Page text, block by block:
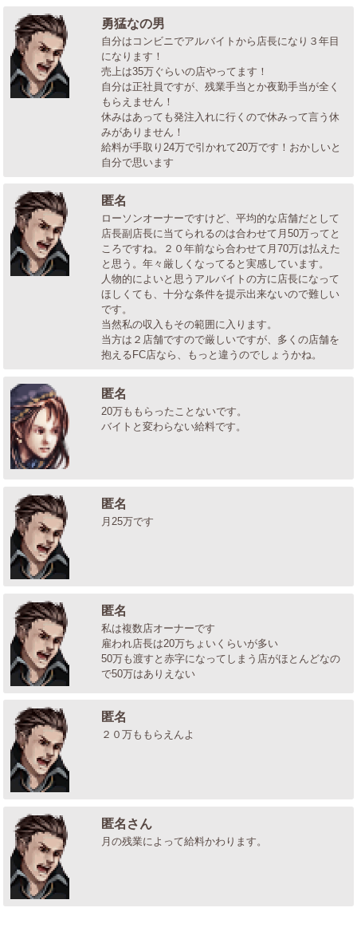
勇猛なの男
自分はコンビニでアルバイトから店長になり３年目
になります！
売上は35万ぐらいの店やってます！
自分は正社員ですが、残業手当とか夜勤手当が全く
もらえません！
休みはあっても発注入れに行くので休みって言う休
みがありません！
給料が手取り24万で引かれて20万です！おかしいと
自分で思います
匿名
ローソンオーナーですけど、平均的な店舗だとして
店長副店長に当てられるのは合わせて月50万ってと
ころですね。２０年前なら合わせて月70万は払えた
と思う。年々厳しくなってると実感しています。
人物的によいと思うアルバイトの方に店長になって
ほしくても、十分な条件を提示出来ないので難しい
です。
当然私の収入もその範囲に入ります。
当方は２店舗ですので厳しいですが、多くの店舗を
抱えるFC店なら、もっと違うのでしょうかね。
匿名
20万ももらったことないです。
バイトと変わらない給料です。
匿名
月25万です
匿名
私は複数店オーナーです
雇われ店長は20万ちょいくらいが多い
50万も渡すと赤字になってしまう店がほとんどなの
で50万はありえない
匿名
２０万ももらえんよ
匿名さん
月の残業によって給料かわります。